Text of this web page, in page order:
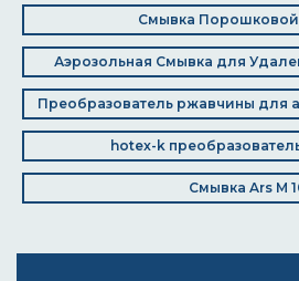
Смывка Порошковой
Аэрозольная Смывка для
Преобразователь ржавчины для
hotex-k
Смывка Ars M